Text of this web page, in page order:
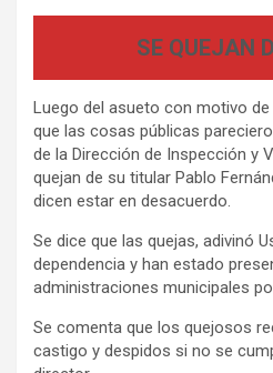
SE QUEJAN
Luego del asueto con motivo de
que las cosas públicas
de la Dirección de Inspección y
quejan de su titular Pablo
dicen estar en desacuerdo.
Se dice que las quejas, adivinó
dependencia y han estado
administraciones municipales
Se comenta que los quejosos
castigo y despidos si no se